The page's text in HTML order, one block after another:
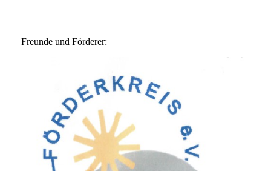
Freunde und Förderer: